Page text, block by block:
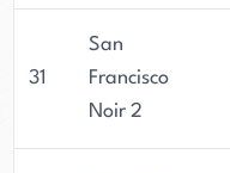
31
San
Francisco
Noir 2